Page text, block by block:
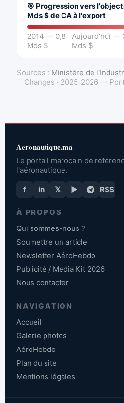
🎯 Progression vers
Mds $ de CA à l'export
2014 — 0,8
Mds $
Aujourd'hui —
Mds $
Sources : Ministère de
Changes · 2025-2026 —
Aeronautique.ma
Le portail marocain de
l'aéronautique.
f in 𝕏 ▶ RSS
À PROPOS
Qui sommes-nous ?
Soumettre un article
Newsletter AéroHebdo
Publicité / Media Kit 2026
Nous contacter
NAVIGATION
Accueil
Galerie photos
AéroHebdo
Plan du site
Mentions légales